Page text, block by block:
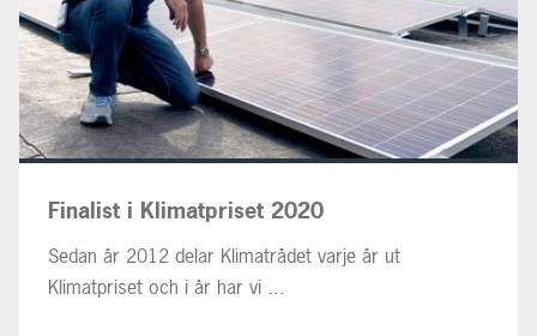
Finalist i Klimatpriset 2020
Sedan år 2012 delar Klimatrådet varje år ut
Klimatpriset och i år har vi ...